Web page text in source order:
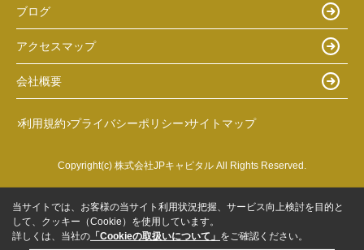
ブログ
アクセスマップ
会社概要
利用規約 プライバシーポリシー サイトマップ
Copyright(c) 株式会社JPキャピタル All Rights Reserved.
当サイトでは、お客様の当サイト利用状況把握、サービス向上検討を目的と
して、クッキー（Cookie）を使用しています。
詳しくは、当社の 「Cookieの取扱いについて」 をご確認ください。